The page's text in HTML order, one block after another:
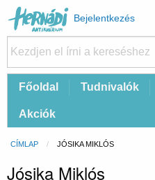
Felhasználói
fiók
menüje
Bejelentkezés
FőFőoldal Tudnivalók
Akciók
Morzsa
CÍMLAP CURRENT:
JÓSIKA MIKLÓS
Jósika Miklós